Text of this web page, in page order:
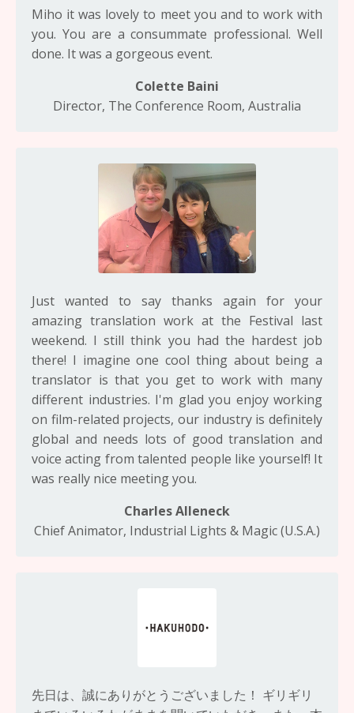
Miho it was lovely to meet you and to work with
you. You are a consummate professional. Well
done. It was a gorgeous event.
Colette Baini
Director, The Conference Room, Australia
Just wanted to say thanks again for your
amazing translation work at the Festival last
weekend. I still think you had the hardest job
there! I imagine one cool thing about being a
translator is that you get to work with many
different industries. I'm glad you enjoy working
on film-related projects, our industry is definitely
global and needs lots of good translation and
voice acting from talented people like yourself! It
was really nice meeting you.
Charles Alleneck
Chief Animator, Industrial Lights & Magic (U.S.A.)
先日は、誠にありがとうございました！ ギリギリ